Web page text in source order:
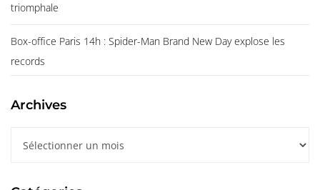
triomphale
Box-office Paris 14h : Spider-Man Brand New Day explose les
records
Archives